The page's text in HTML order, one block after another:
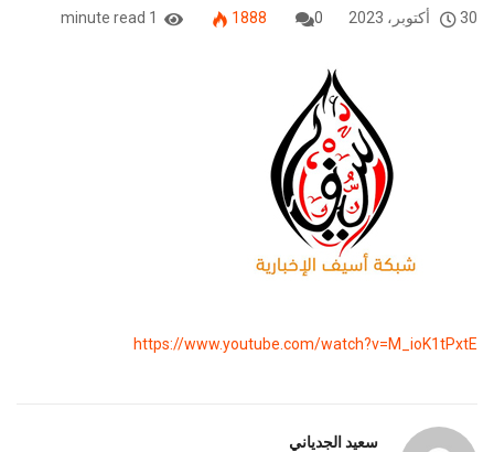
30 أكتوبر، 2023 0
1888
1 minute read
https://www.youtube.com/watch?v=M_ioK1tPxtE
سعيد الجدياني